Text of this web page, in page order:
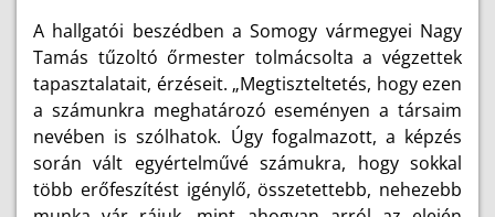
A hallgatói beszédben a Somogy vármegyei Nagy
Tamás tűzoltó őrmester tolmácsolta a végzettek
tapasztalatait, érzéseit. „Megtiszteltetés, hogy ezen
a számunkra meghatározó eseményen a társaim
nevében is szólhatok. Úgy fogalmazott, a képzés
során vált egyértelművé számukra, hogy sokkal
több erőfeszítést igénylő, összetettebb, nehezebb